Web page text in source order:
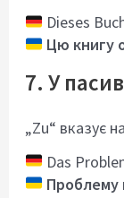
Dieses
Цю книгу
7. У
„Zu“ вказує
Das
Проблему